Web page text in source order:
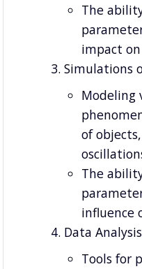
The
impact
Simulations
Modeling
of
The
influence
Data
Tools for